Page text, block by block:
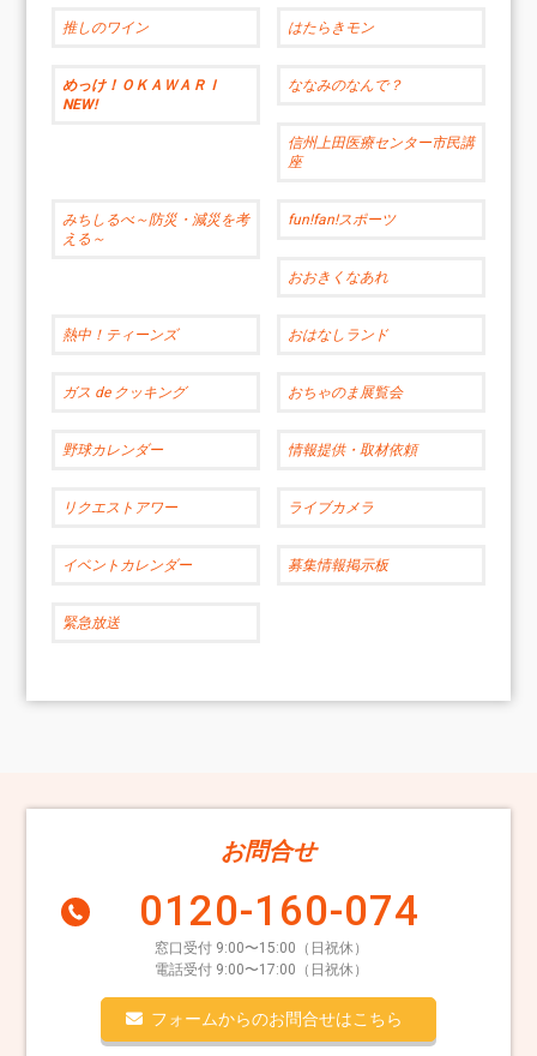
推しのワイン はたらきモン
めっけ！ＯＫＡＷＡＲＩ
NEW!
ななみのなんで？
信州上田医療センター市民講
座
みちしるべ～防災・減災を考
える～
fun!fan!スポーツ
おおきくなあれ
熱中！ティーンズ おはなしランド
ガス de クッキング おちゃのま展覧会
野球カレンダー 情報提供・取材依頼
リクエストアワー ライブカメラ
イベントカレンダー 募集情報掲示板
緊急放送
お問合せ
0120-160-074
窓口受付 9:00〜15:00（日祝休）
電話受付 9:00〜17:00（日祝休）
フォームからのお問合せはこちら